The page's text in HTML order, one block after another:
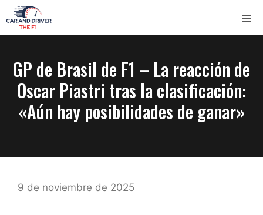
Saltar
al
contenido
GP de Brasil de F1 – La reacción de
Oscar Piastri tras la clasificación:
«Aún hay posibilidades de ganar»
9 de noviembre de 2025